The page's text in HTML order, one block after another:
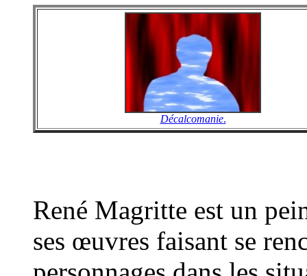
Décalcomanie.
René Magritte est un
ses œuvres faisant se